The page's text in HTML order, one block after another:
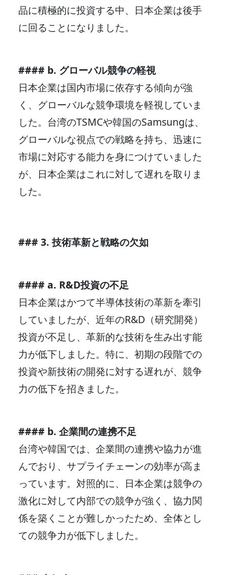
品に積極的に投資する中、日本企業は後手
に回ることになりました。
#### b. グローバル競争の軽視
日本企業は国内市場に依存する傾向が強
く、グローバルな競争環境を軽視していま
した。台湾のTSMCや韓国のSamsungは、
グローバルな視点での戦略を持ち、迅速に
市場に対応する能力を身につけていました
が、日本企業はこれに対して遅れを取りま
した。
### 3. 技術革新と戦略の欠如
#### a. R&D投資の不足
日本企業はかつて半導体技術の革新を牽引
していましたが、近年のR&D（研究開発）
投資が不足し、革新的な技術を生み出す能
力が低下しました。特に、初期の段階での
投資や新技術の開発に対する遅れが、競争
力の低下を招きました。
#### b. 企業間の連携不足
台湾や韓国では、企業間の連携や協力が進
んでおり、サプライチェーンの効率が高ま
っています。対照的に、日本企業は競争の
激化に対して内部での競争が強く、協力関
係を築くことが難しかったため、全体とし
ての競争力が低下しました。